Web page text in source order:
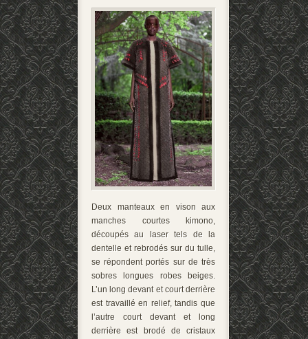
Deux manteaux en vison aux
manches courtes kimono,
découpés au laser tels de la
dentelle et rebrodés sur du tulle,
se répondent portés sur de très
sobres longues robes beiges.
L’un long devant et court derrière
est travaillé en relief, tandis que
l’autre court devant et long
derrière est brodé de cristaux